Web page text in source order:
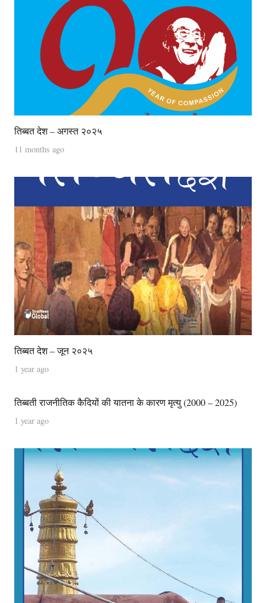
तिब्बत देश – अगस्त २०२५
11 months ago
तिब्बत देश – जून २०२५
1 year ago
तिब्बती राजनीतिक कैदियों की यातना के कारण मृत्यु (2000 – 2025)
1 year ago